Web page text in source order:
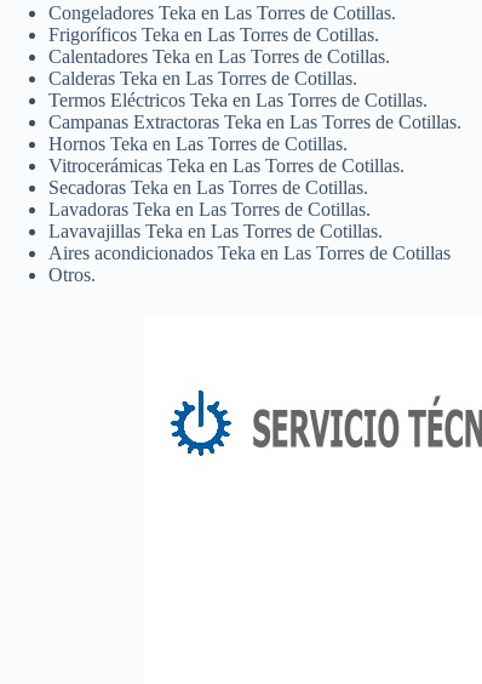
Congeladores Teka en Las Torres de Cotillas.
Frigoríficos Teka en Las Torres de Cotillas.
Calentadores Teka en Las Torres de Cotillas.
Calderas Teka en Las Torres de Cotillas.
Termos Eléctricos Teka en Las Torres de Cotillas.
Campanas Extractoras Teka en Las Torres de Cotillas.
Hornos Teka en Las Torres de Cotillas.
Vitrocerámicas Teka en Las Torres de Cotillas.
Secadoras Teka en Las Torres de Cotillas.
Lavadoras Teka en Las Torres de Cotillas.
Lavavajillas Teka en Las Torres de Cotillas.
Aires acondicionados Teka en Las Torres de Cotillas
Otros.